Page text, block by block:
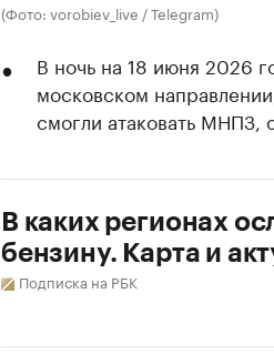
(Фото: vorobiev_live / Telegram)
В ночь на 18 июня 2026
московском
смогли атаковать МНПЗ,
В каких регионах
бензину. Карта и
Подписка на РБК